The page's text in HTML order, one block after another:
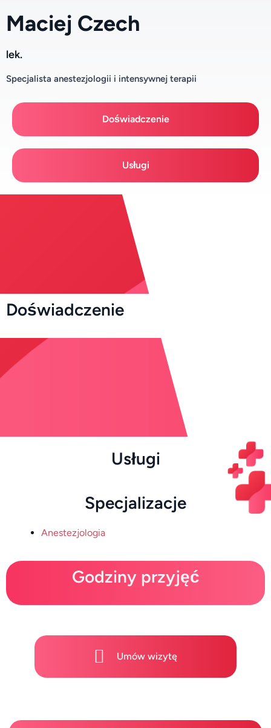
Maciej Czech
lek.
Specjalista anestezjologii i intensywnej terapii
Doświadczenie
Usługi
Doświadczenie
Usługi
Specjalizacje
Anestezjologia
Godziny przyjęć
Umów wizytę